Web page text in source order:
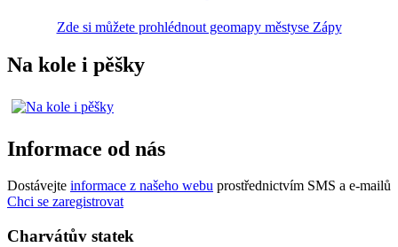
Zde si můžete prohlédnout geomapy městyse Zápy
Na kole i pěšky
Informace od nás
Dostávejte informace z našeho webu prostřednictvím SMS a e-mailů
Chci se zaregistrovat
Charvátův statek